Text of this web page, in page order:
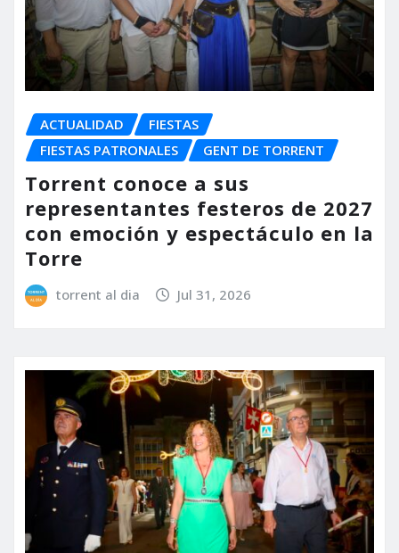
ACTUALIDAD
FIESTAS
FIESTAS PATRONALES
GENT DE TORRENT
Torrent conoce a sus
representantes festeros de 2027
con emoción y espectáculo en la
Torre
torrent al dia Jul 31, 2026